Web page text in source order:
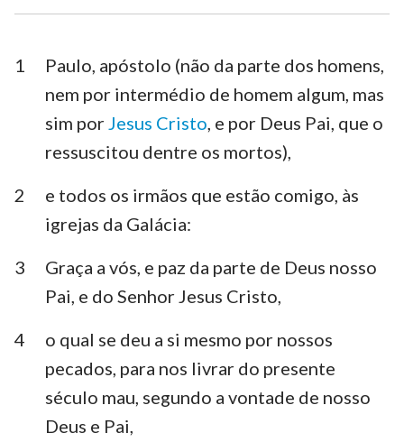
1 Timóteo 2 Timóteo
Tito Filemón
Hebreus Tiago
1 Pedro 2 Pedro
3 João
Apocalipse
1
Paulo, apóstolo (não da parte dos homens,
nem por intermédio de homem algum, mas
sim por Jesus Cristo , e por Deus Pai, que o
ressuscitou dentre os mortos),
2
e todos os irmãos que estão comigo, às
igrejas da Galácia:
3
Graça a vós, e paz da parte de Deus nosso
Pai, e do Senhor Jesus Cristo,
4
o qual se deu a si mesmo por nossos
pecados, para nos livrar do presente
século mau, segundo a vontade de nosso
Deus e Pai,